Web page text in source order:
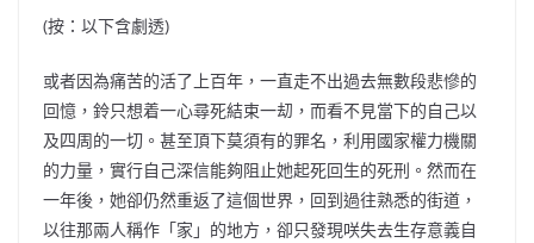
(按：以下含劇透)
或者因為痛苦的活了上百年，一直走不出過去無數段悲慘的
回憶，鈴只想着一心尋死結束一刧，而看不見當下的自己以
及四周的一切。甚至頂下莫須有的罪名，利用國家權力機關
的力量，實行自己深信能夠阻止她起死回生的死刑。然而在
一年後，她卻仍然重返了這個世界，回到過往熟悉的街道，
以往那兩人稱作「家」的地方，卻只發現咲失去生存意義自